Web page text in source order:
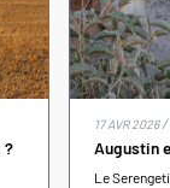
?
17 AVR 2026 /
Augustin
Le